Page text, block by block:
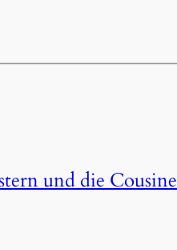
und die Cousine